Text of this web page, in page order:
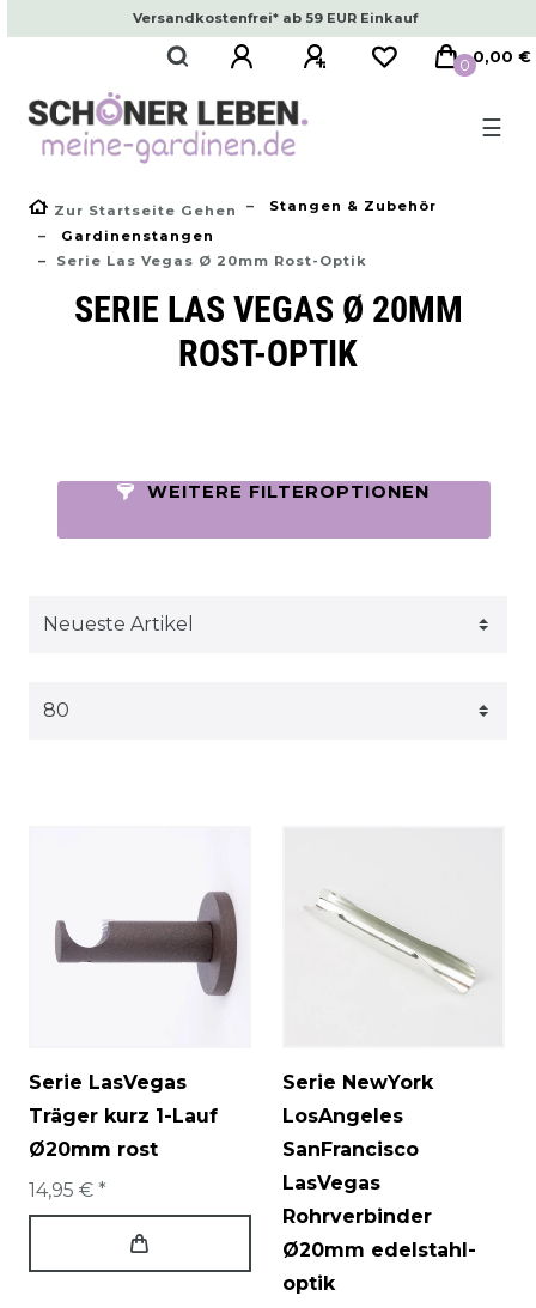
Versandkostenfrei* ab 59 EUR Einkauf
0 0,00 €
☰
Zur Startseite Gehen
Stangen & Zubehör
Gardinenstangen
Serie Las Vegas Ø 20mm Rost-Optik
SERIE LAS VEGAS Ø 20MM
ROST-OPTIK
WEITERE FILTEROPTIONEN
Serie LasVegas
Träger kurz 1-Lauf
Ø20mm rost
14,95 € *
Serie NewYork
LosAngeles
SanFrancisco
LasVegas
Rohrverbinder
Ø20mm edelstahl-
optik